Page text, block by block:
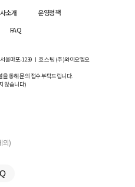
소개
운영정책
FAQ
울마포-1239 ㅣ 호스팅 (주)와이오엘오
통해 문의 접수 부탁드립니다.
않습니다)
외)